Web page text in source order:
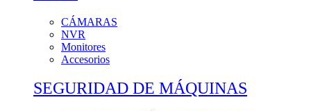
CÁMARAS
NVR
Monitores
Accesorios
SEGURIDAD DE MÁQUINAS